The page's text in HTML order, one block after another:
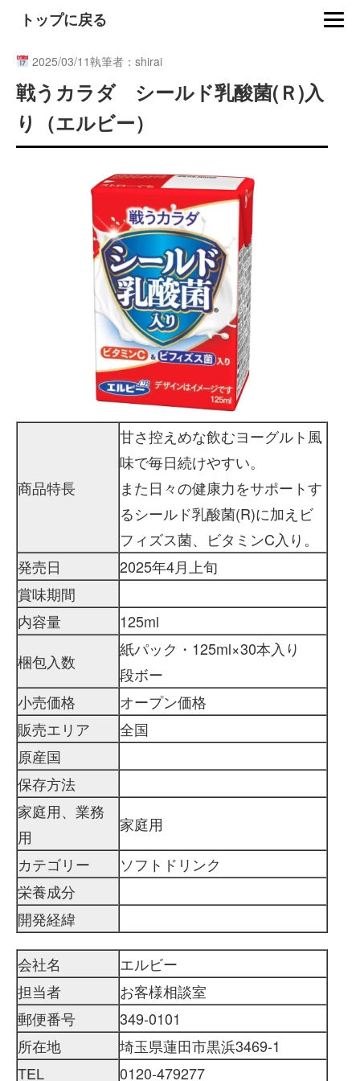
トップに戻る
2025/03/11執筆者：shirai
戦うカラダ シールド乳酸菌(Ｒ)入
り（エルビー）
商品特長
甘さ控えめな飲むヨーグルト風
味で毎日続けやすい。
また日々の健康力をサポートす
るシールド乳酸菌(R)に加えビ
フィズス菌、ビタミンC入り。
発売日
2025年4月上旬
賞味期間
内容量
125ml
梱包入数
紙パック・125ml×30本入り
段ボー
小売価格
オープン価格
販売エリア
全国
原産国
保存方法
家庭用、業務
用
家庭用
カテゴリー
ソフトドリンク
栄養成分
開発経緯
会社名
エルビー
担当者
お客様相談室
郵便番号
349-0101
所在地
埼玉県蓮田市黒浜3469-1
TEL
0120-479277